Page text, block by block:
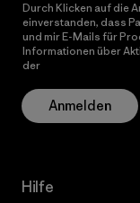
Durch Klicken auf die
einverstanden, dass
und mir E-Mails für
Informationen über
der
Anmelden
Hilfe